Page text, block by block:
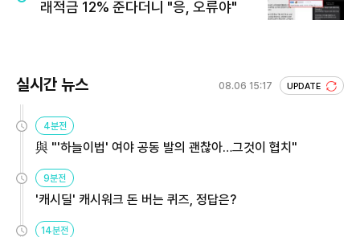
래적금 12% 준다더니 "응, 오류야"
실시간 뉴스 08.06 15:17 UPDATE
4분전
與 "'하늘이법' 여야 공동 발의 괜찮아…그것이 협치"
9분전
'캐시딜' 캐시워크 돈 버는 퀴즈, 정답은?
14분전